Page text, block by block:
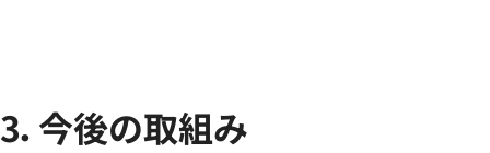
3．今後の取組み